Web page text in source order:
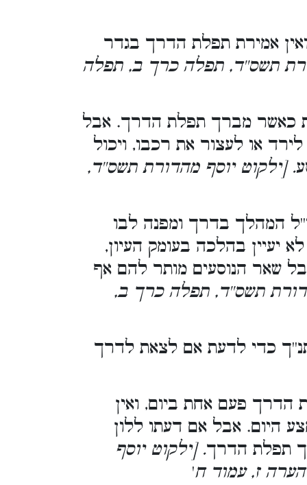
אמירת תפלת הדרך בגדר
תשס''ד, תפלה כרך ב, תפלה
כאשר מברך תפלת הדרך. אבל
או לעצור את רכבו, ויכול
. [ילקוט יוסף מהדורת תשס''ד,
המהלך בדרך ומפנה לבו
יעיין בהלכה בעומק העיון,
שאר הנוסעים מותר להם אף
תשס''ד, תפלה כרך ב,
כדי לדעת אם לצאת לדרך
פעם אחת ביום, ואין
היום. אבל אם דעתו ללון
תפלת הדרך. [ילקוט יוסף
ז, עמוד ח'